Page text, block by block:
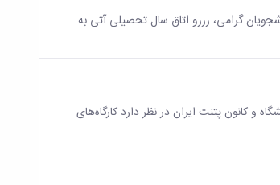
گرامی، رزرو اتاق سال تحصیلی آتی به
و کانون پتنت ایران در نظر دارد کارگاه‌های